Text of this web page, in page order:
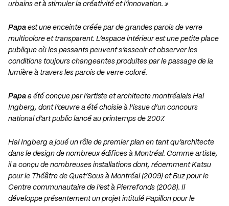
urbains et à stimuler la créativité et l’innovation. »
Papa est une enceinte créée par de grandes parois de verre
multicolore et transparent. L’espace intérieur est une petite place
publique où les passants peuvent s’asseoir et observer les
conditions toujours changeantes produites par le passage de la
lumière à travers les parois de verre coloré.
Papa a été conçue par l’artiste et architecte montréalais Hal
Ingberg, dont l’œuvre a été choisie à l’issue d’un concours
national d’art public lancé au printemps de 2007.
Hal Ingberg a joué un rôle de premier plan en tant qu’architecte
dans le design de nombreux édifices à Montréal. Comme artiste,
il a conçu de nombreuses installations dont, récemment Katsu
pour le Théâtre de Quat’Sous à Montréal (2009) et Buz pour le
Centre communautaire de l’est à Pierrefonds (2008). Il
développe présentement un projet intitulé Papillon pour le